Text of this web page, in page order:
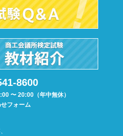
8600
〜 20:00（年中無休）
フォーム